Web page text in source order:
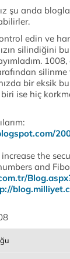
şu anda
edin ve
silindiğini
1008,
silinme
bir eksik
biri ise hiç
the
and